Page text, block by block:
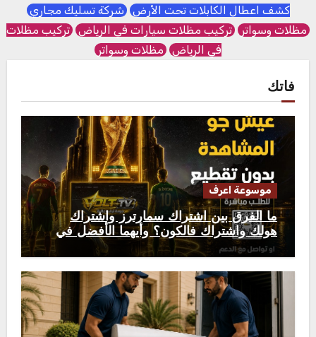
كشف اعطال الكابلات تحت الأرض شركة تسليك مجاري
مظلات وسواتر تركيب مظلات سيارات في الرياض تركيب مظلات
في الرياض مظلات وسواتر
فاتك
موسوعة اعرف
ما الفرق بين اشتراك سمارترز واشتراك
هولك واشتراك فالكون؟ وأيهما الأفضل في
2026؟